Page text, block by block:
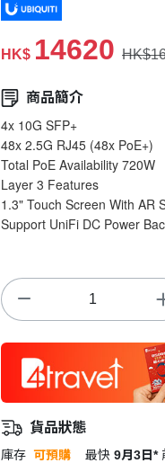
HK$ 14620
商品簡介
4x 10G SFP+
48x 2.5G RJ45 (48x PoE+)
Total PoE Availability 720W
Layer 3 Features
1.3" Touch Screen With AR
Support UniFi DC Power
貨品狀態
庫存 可預購 最快 9月3日*